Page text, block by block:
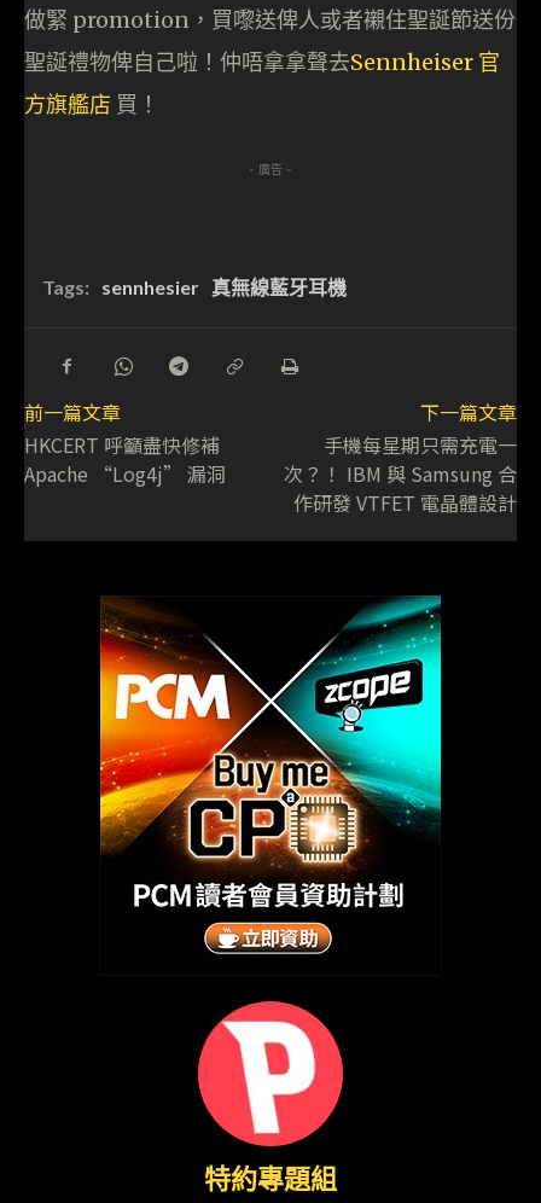
做緊 promotion，買嚟送俾人或者襯住聖誕節送份
聖誕禮物俾自己啦！仲唔拿拿聲去Sennheiser 官
方旗艦店 買！
- 廣告 -
Tags: sennhesier 真無線藍牙耳機
前一篇文章
HKCERT 呼籲盡快修補
Apache “Log4j” 漏洞
下一篇文章
手機每星期只需充電一
次？！ IBM 與 Samsung 合
作研發 VTFET 電晶體設計
特約專題組